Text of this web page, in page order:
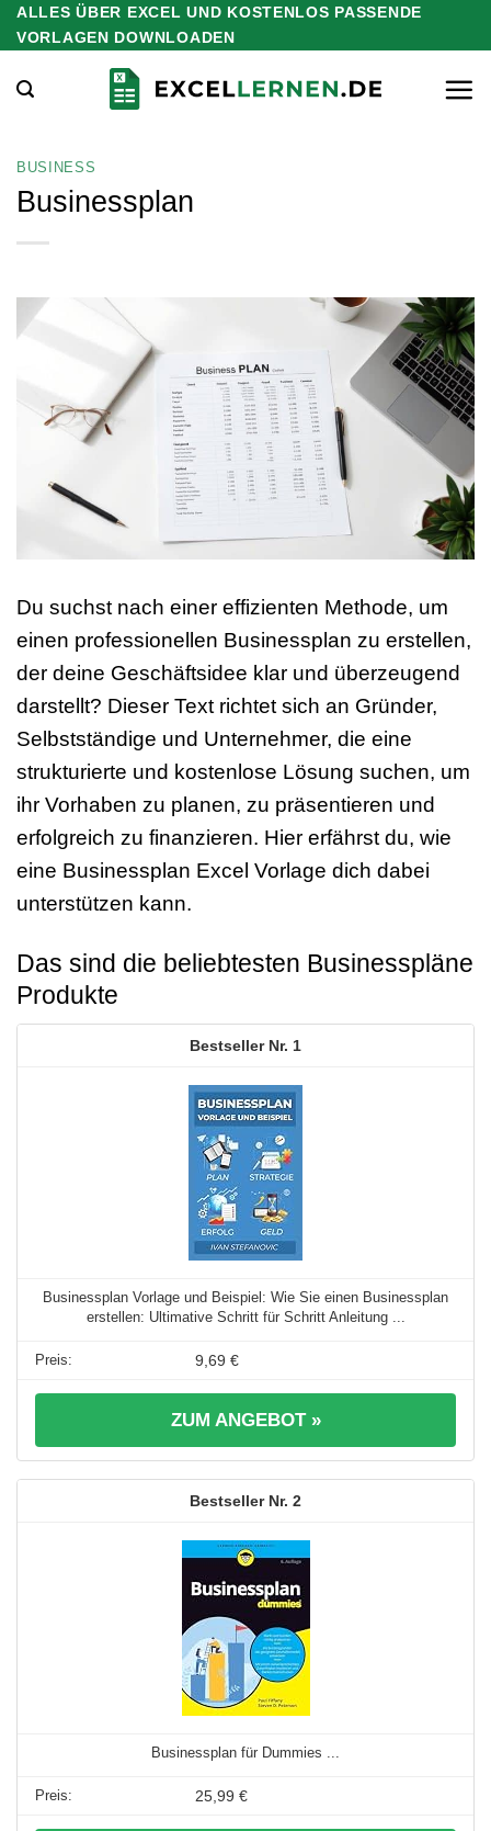
Zum
Inhalt
springen
ALLES ÜBER EXCEL UND KOSTENLOS PASSENDE
VORLAGEN DOWNLOADEN
BUSINESS
Businessplan
Du suchst nach einer effizienten Methode, um
einen professionellen Businessplan zu erstellen,
der deine Geschäftsidee klar und überzeugend
darstellt? Dieser Text richtet sich an Gründer,
Selbstständige und Unternehmer, die eine
strukturierte und kostenlose Lösung suchen, um
ihr Vorhaben zu planen, zu präsentieren und
erfolgreich zu finanzieren. Hier erfährst du, wie
eine Businessplan Excel Vorlage dich dabei
unterstützen kann.
Das sind die beliebtesten Businesspläne
Produkte
1
Businessplan Vorlage und Beispiel: Wie Sie einen Businessplan
erstellen: Ultimative Schritt für Schritt Anleitung ...
9,69 €
ZUM ANGEBOT »
2
Businessplan für Dummies ...
25,99 €